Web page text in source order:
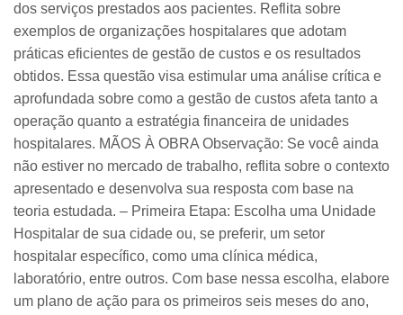
dos serviços prestados aos pacientes. Reflita sobre
exemplos de organizações hospitalares que adotam
práticas eficientes de gestão de custos e os resultados
obtidos. Essa questão visa estimular uma análise crítica e
aprofundada sobre como a gestão de custos afeta tanto a
operação quanto a estratégia financeira de unidades
hospitalares. MÃOS À OBRA Observação: Se você ainda
não estiver no mercado de trabalho, reflita sobre o contexto
apresentado e desenvolva sua resposta com base na
teoria estudada. – Primeira Etapa: Escolha uma Unidade
Hospitalar de sua cidade ou, se preferir, um setor
hospitalar específico, como uma clínica médica,
laboratório, entre outros. Com base nessa escolha, elabore
um plano de ação para os primeiros seis meses do ano,